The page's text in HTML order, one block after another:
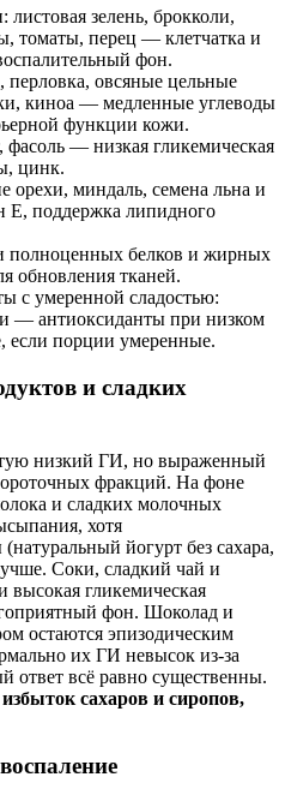
зелень, брокколи,
томаты, перец — клетчатка и
фон.
овсяные цельные
киноа — медленные углеводы
функции кожи.
фасоль — низкая гликемическая
цинк.
орехи, миндаль, семена льна и
Е, поддержка липидного
полноценных белков и жирных
обновления тканей.
с умеренной сладостью:
— антиоксиданты при низком
если порции умеренные.
и сладких
низкий ГИ, но выраженный
фракций. На фоне
и сладких молочных
хотя
йогурт без сахара,
Соки, сладкий чай и
высокая гликемическая
фон. Шоколад и
остаются эпизодическим
их ГИ невысок из‑за
ответ всё равно существенны.
сахаров и сиропов,